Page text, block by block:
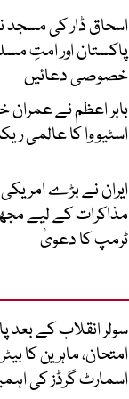
اسحاق ڈار کی
پاکستان اور امتِ
خصوصی دعائیں
بابر اعظم نے عمران
اسٹیو وا کا عالمی
ایران نے بڑے
مذاکرات کے لیے
ٹرمپ کا دعویٰ
سولر انقلاب کے بعد
امتحان، ماہرین کا
اسمارٹ گرڈز کی